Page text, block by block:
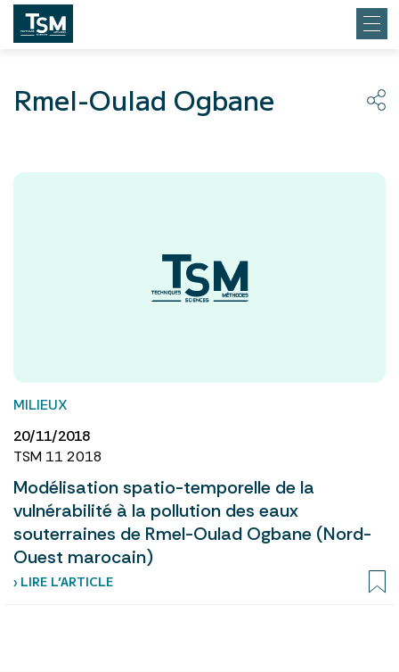
Rmel-Oulad Ogbane
MILIEUX
20/11/2018
TSM 11 2018
Modélisation spatio-temporelle de la
vulnérabilité à la pollution des eaux
souterraines de Rmel-Oulad Ogbane (Nord-
Ouest marocain)
› LIRE L’ARTICLE